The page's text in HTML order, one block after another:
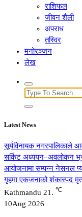
राशिफल
जीवन शैली
अपराध
तस्विर
मनोरञ्जन
लेख
Search
for:
Latest News
सूर्यविनायक नगरपालिकाले
सर्किट अध्ययन–अवलोकन
आयोजनामा सम्पन्न नेसनल
गृहमा एकजनाको शंकास्पद
Kathmandu 21. ℃
10Aug 2026